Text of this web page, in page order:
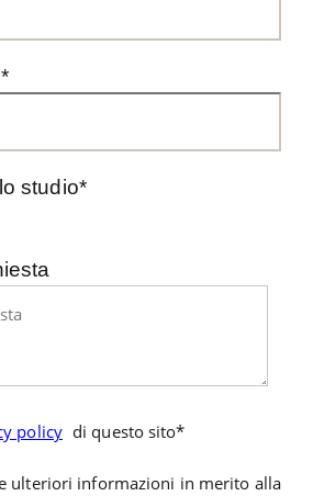
studio*
policy di questo sito*
ulteriori informazioni in merito alla